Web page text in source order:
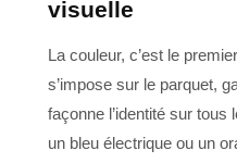
visuelle
La couleur, c’est le
s’impose sur le parquet,
façonne l’identité sur
un bleu électrique ou un